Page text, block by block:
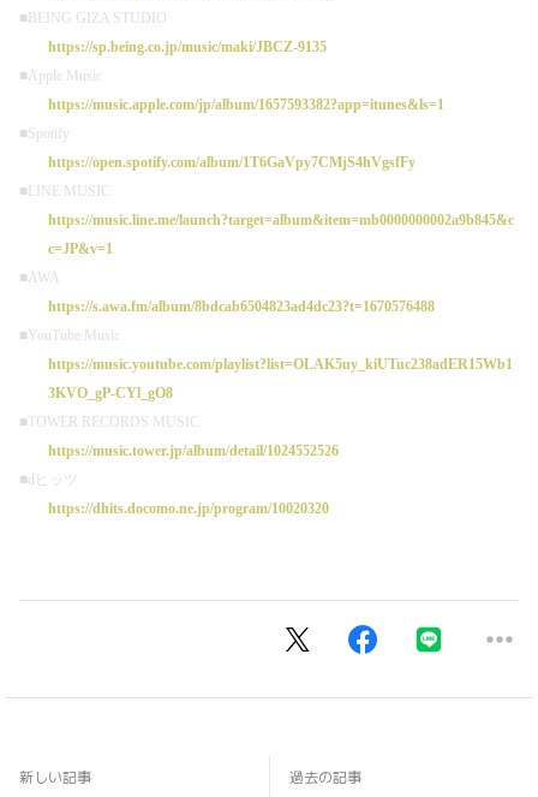
■BEING GIZA STUDIO
https://sp.being.co.jp/music/maki/JBCZ-9135
■Apple Music
https://music.apple.com/jp/album/1657593382?app=itunes&ls=1
■Spotify
https://open.spotify.com/album/1T6GaVpy7CMjS4hVgsfFy
■LINE MUSIC
https://music.line.me/launch?target=album&item=mb0000000002a9b845&c
c=JP&v=1
■AWA
https://s.awa.fm/album/8bdcab6504823ad4dc23?t=1670576488
■YouTube Music
https://music.youtube.com/playlist?list=OLAK5uy_kiUTuc238adER15Wb1
3KVO_gP-CYl_gO8
■TOWER RECORDS MUSIC
https://music.tower.jp/album/detail/1024552526
■dヒッツ
https://dhits.docomo.ne.jp/program/10020320
新しい記事 過去の記事